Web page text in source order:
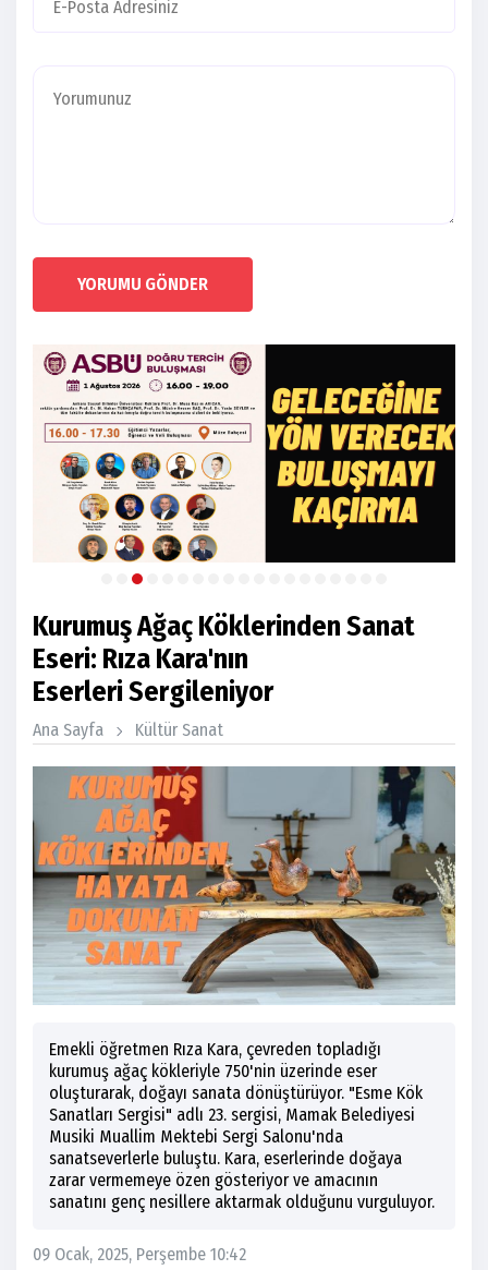
YORUMU GÖNDER
Kurumuş Ağaç Köklerinden Sanat
Eseri: Rıza Kara'nın
Eserleri Sergileniyor
Ana Sayfa Kültür Sanat
Emekli öğretmen Rıza Kara, çevreden topladığı
kurumuş ağaç kökleriyle 750'nin üzerinde eser
oluşturarak, doğayı sanata dönüştürüyor. "Esme Kök
Sanatları Sergisi" adlı 23. sergisi, Mamak Belediyesi
Musiki Muallim Mektebi Sergi Salonu'nda
sanatseverlerle buluştu. Kara, eserlerinde doğaya
zarar vermemeye özen gösteriyor ve amacının
sanatını genç nesillere aktarmak olduğunu vurguluyor.
09 Ocak, 2025, Perşembe 10:42